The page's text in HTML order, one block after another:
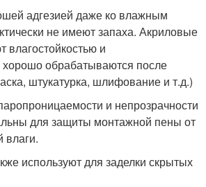
адгезией даже ко влажным
не имеют запаха. Акриловые
влагостойкостью и
хорошо обрабатываются после
штукатурка, шлифование и т.д.)
и непрозрачности
для защиты монтажной пены от
влаги.
используют для заделки скрытых